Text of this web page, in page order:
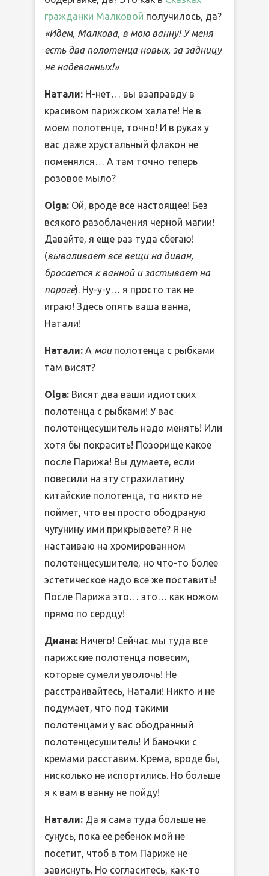
гражданки Малковой получилось, да?
«Идем, Малкова, в мою ванну! У меня
есть два полотенца новых, за задницу
не надеванных!»
Натали: Н-нет… вы взаправду в
красивом парижском халате! Не в
моем полотенце, точно! И в руках у
вас даже хрустальный флакон не
поменялся… А там точно теперь
розовое мыло?
Olga: Ой, вроде все настоящее! Без
всякого разоблачения черной магии!
Давайте, я еще раз туда сбегаю!
(вываливает все вещи на диван,
бросается к ванной и застывает на
пороге). Ну-у-у… я просто так не
играю! Здесь опять ваша ванна,
Натали!
Натали: А моиполотенца с рыбками
там висят?
Olga: Висят два ваши идиотских
полотенца с рыбками! У вас
полотенцесушитель надо менять! Или
хотя бы покрасить! Позорище какое
после Парижа! Вы думаете, если
повесили на эту страхилатину
китайские полотенца, то никто не
поймет, что вы просто ободраную
чугунину ими прикрываете? Я не
настаиваю на хромированном
полотенцесушителе, но что-то более
эстетическое надо все же поставить!
После Парижа это… это… как ножом
прямо по сердцу!
Диана: Ничего! Сейчас мы туда все
парижские полотенца повесим,
которые сумели уволочь! Не
расстраивайтесь, Натали! Никто и не
подумает, что под такими
полотенцами у вас ободранный
полотенцесушитель! И баночки с
кремами расставим. Крема, вроде бы,
нисколько не испортились. Но больше
я к вам в ванну не пойду!
Натали: Да я сама туда больше не
сунусь, пока ее ребенок мой не
посетит, чтоб в том Париже не
зависнуть. Но согласитесь, как-то